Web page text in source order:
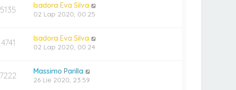
5135
Isadora Eva Silva
02 Lap 2020, 00:25
4741
Isadora Eva Silva
02 Lap 2020, 00:24
7222
Massimo Parilla
26 Lie 2020, 23:59